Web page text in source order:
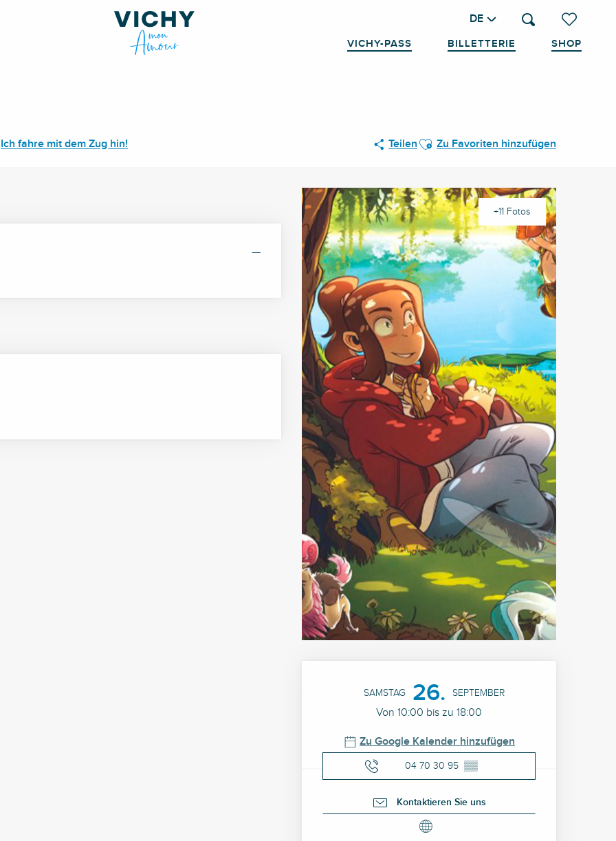
Voir les
Suche
DE
VICHY-PASS BILLETTERIE SHOP
Ich fahre mit dem Zug hin! Teilen Ajouter aux favoris
Zu Favoriten hinzufügen
+11 Fotos
Öffnungszeiten &
SAMSTAG 26. SEPTEMBER
Von 10:00 bis zu 18:00
Zu Google Kalender hinzufügen
04 70 30 95 ▒▒
Kontaktieren Sie uns
—